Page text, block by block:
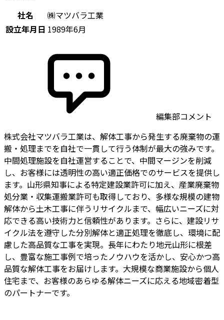
社名
㈱マツバラ工業
設立年月日 1989年6月
編集部コメント
株式会社マツバラ工業は、解体工事から発生する廃棄物の運
搬・処理までを自社で一貫して行う体制が最大の強みです。
中間処理施設を自社運営することで、中間マージンを削減
し、お客様には透明性の高い適正価格でのサービスを提供し
ます。山形県知事による特定建設業許可に加え、産業廃棄物
処分業・収集運搬業許可も取得しており、多様な規模の建物
解体から土木工事に伴うリサイクルまで、幅広いニーズに対
応できる高い技術力と信頼性があります。さらに、建設リサ
イクル法を遵守した分別解体と適正処理を徹底し、環境に配
慮した高品質な工事を実現。長年にわたり地元山形に根差
し、豊富な施工事例で培ったノウハウを活かし、安心かつ高
品質な解体工事をお届けします。大規模な商業施設から個人
住宅まで、お客様のあらゆる解体ニーズに応える地域密着型
のパートナーです。